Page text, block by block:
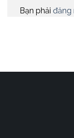
Bạn phải đăng